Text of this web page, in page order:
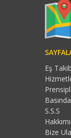
Eş
S.S.S
Bize